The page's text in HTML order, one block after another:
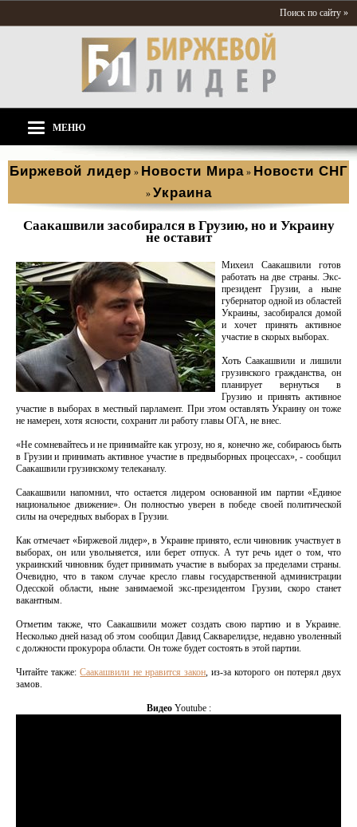
Поиск по сайту »
МЕНЮ
Биржевой лидер » Новости Мира » Новости СНГ
» Украина
Саакашвили засобирался в Грузию, но и Украину
не оставит
Михеил Саакашвили готов
работать на две страны. Экс-
президент Грузии, а ныне
губернатор одной из областей
Украины, засобирался домой
и хочет принять активное
участие в скорых выборах.
Хоть Саакашвили и лишили
грузинского гражданства, он
планирует вернуться в
Грузию и принять активное
участие в выборах в местный парламент. При этом оставлять Украину он тоже
не намерен, хотя ясности, сохранит ли работу главы ОГА, не внес.
«Не сомневайтесь и не принимайте как угрозу, но я, конечно же, собираюсь быть
в Грузии и принимать активное участие в предвыборных процессах», - сообщил
Саакашвили грузинскому телеканалу.
Саакашвили напомнил, что остается лидером основанной им партии «Единое
национальное движение». Он полностью уверен в победе своей политической
силы на очередных выборах в Грузии.
Как отмечает «Биржевой лидер», в Украине принято, если чиновник участвует в
выборах, он или увольняется, или берет отпуск. А тут речь идет о том, что
украинский чиновник будет принимать участие в выборах за пределами страны.
Очевидно, что в таком случае кресло главы государственной администрации
Одесской области, ныне занимаемой экс-президентом Грузии, скоро станет
вакантным.
Отметим также, что Саакашвили может создать свою партию и в Украине.
Несколько дней назад об этом сообщил Давид Сакварелидзе, недавно уволенный
с должности прокурора области. Он тоже будет состоять в этой партии.
Читайте также:Саакашвили не нравится закон, из-за которого он потерял двух
замов.
ВидеоYoutube :